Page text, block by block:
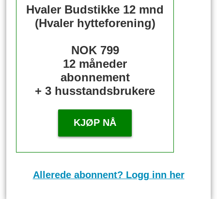
Hvaler Budstikke 12 mnd
(Hvaler hytteforening)
NOK 799
12 måneder
abonnement
+ 3 husstandsbrukere
KJØP NÅ
Allerede abonnent? Logg inn her